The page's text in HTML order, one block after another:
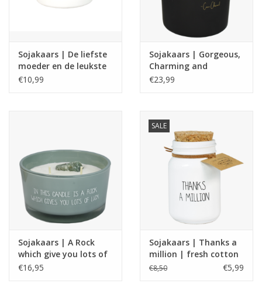
Sojakaars | De liefste
moeder en de leukste
oma | Fresh cotton
€10,99
Sojakaars | Gorgeous,
Charming and
Irresistiblle | Coco
€23,99
Sojakaars | A Rock
which give you lots of
luck
€16,95
SALE
Sojakaars | Thanks a
million | fresh cotton
| My flame
€8,50 €5,99